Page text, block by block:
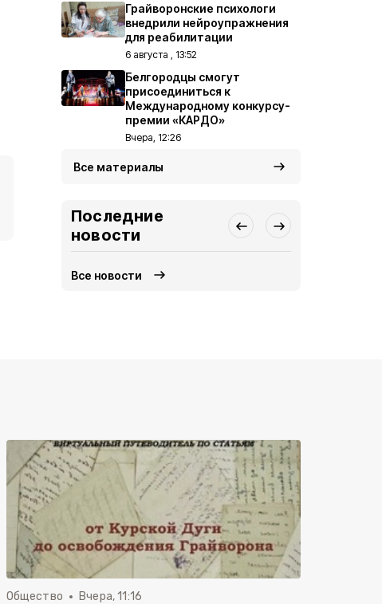
Грайворонские психологи
внедрили нейроупражнения
для реабилитации
6 августа , 13:52
Белгородцы смогут
присоединиться к
Международному конкурсу-
премии «КАРДО»
Вчера, 12:26
Все материалы
Последние
новости
Все новости
Общество Вчера, 11:16